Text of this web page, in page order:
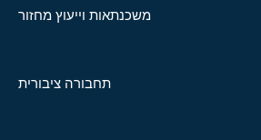
משכנתאות וייעוץ מחזור
תחבורה ציבורית